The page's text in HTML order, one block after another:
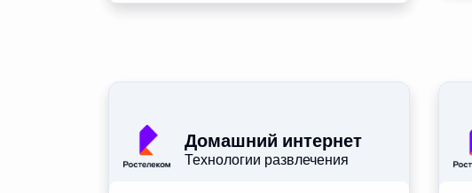
Домашний интернет
Технологии развлечения